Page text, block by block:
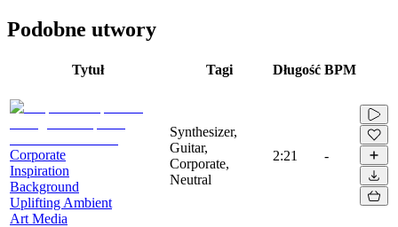
Podobne utwory
Tytuł Tagi Długość BPM
Corporate
Inspiration
Background
Uplifting Ambient
Art Media
Synthesizer,
Guitar,
Corporate,
Neutral
2:21 -